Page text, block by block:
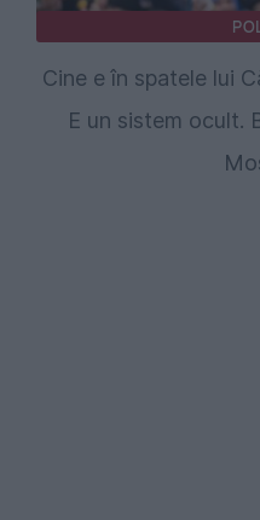
Cine e în spatele lui
E un sistem ocult.